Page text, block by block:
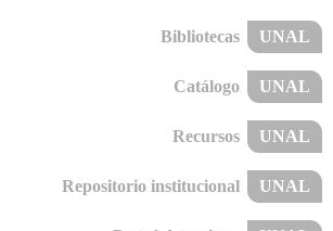
Bibliotecas UNAL
Catálogo UNAL
Recursos UNAL
Repositorio institucional UNAL